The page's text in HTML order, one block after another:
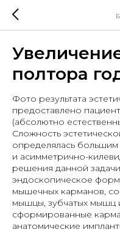
полтора
Фото результата
предоставлено
(абсолютно
Сложность
определялась
и асимметрично-
решения данной
эндоскопическое
мышечных карманов,
мышцы, зубчатых мышц
сформированные
анатомические